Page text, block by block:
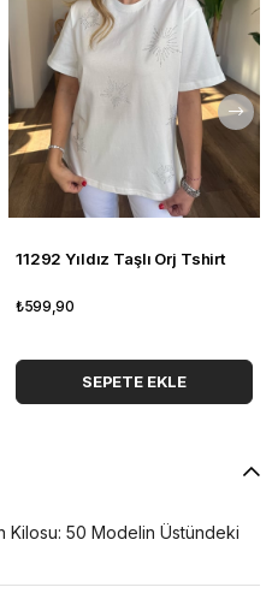
11292 Yıldız Taşlı Orj Tshirt
₺599,90
SEPETE EKLE
Kilosu: 50 Modelin Üstündeki